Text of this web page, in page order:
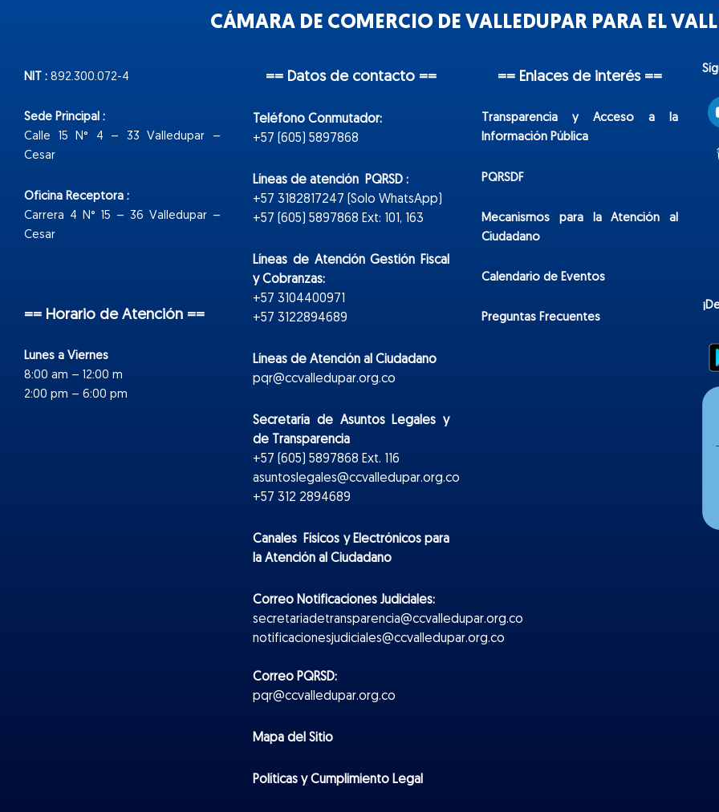
CÁMARA DE COMERCIO DE VALLEDUPAR PARA EL
NIT : 892.300.072-4
Sede Principal :
Calle 15 N° 4 – 33 Valledupar –
Cesar
Oficina Receptora :
Carrera 4 N° 15 – 36 Valledupar –
Cesar
== Horario de Atención ==
Lunes a Viernes
8:00 am – 12:00 m
2:00 pm – 6:00 pm
== Datos de contacto ==
Teléfono Conmutador:
+57 (605) 5897868
Líneas de atención PQRSD :
+57 3182817247 (Solo WhatsApp)
+57 (605) 5897868 Ext: 101, 163
Líneas de Atención Gestión Fiscal
y Cobranzas:
+57 3104400971
+57 3122894689
Líneas de Atención al Ciudadano
pqr@ccvalledupar.org.co
Secretaría de Asuntos Legales y
de Transparencia
+57 (605) 5897868 Ext. 116
asuntoslegales@ccvalledupar.org.co
+57 312 2894689
Canales Físicos yElectrónicospara
la Atención al Ciudadano
Correo Notificaciones Judiciales:
secretariadetransparencia@ccvalledupar.org.co
notificacionesjudiciales@ccvalledupar.org.co
Correo PQRSD:
pqr@ccvalledupar.org.co
Mapa del Sitio
Políticas y Cumplimiento Legal
== Enlaces de interés ==
Transparencia y Acceso a la
Información Pública
PQRSDF
Mecanismos para la Atención al
Ciudadano
Calendario de Eventos
Preguntas Frecuentes